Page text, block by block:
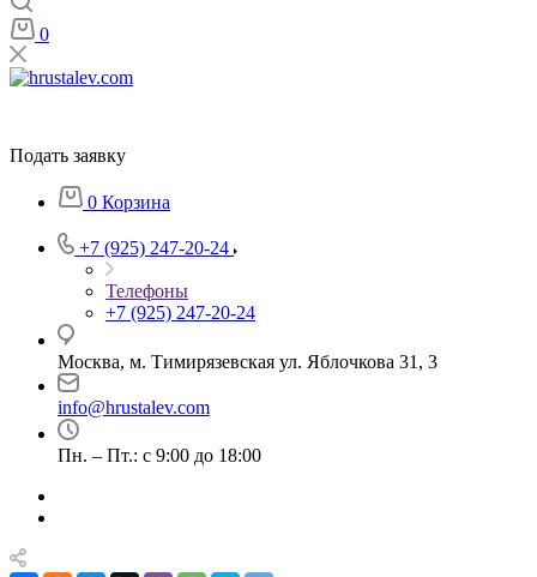
0
Подать заявку
0 Корзина
+7 (925) 247-20-24
Телефоны
+7 (925) 247-20-24
Москва, м. Тимирязевская ул. Яблочкова 31, 3
info@hrustalev.com
Пн. – Пт.: с 9:00 до 18:00